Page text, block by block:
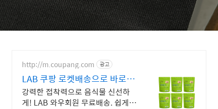
http://m.coupang.com 광고
LAB 쿠팡 로켓배송으로 바로받
으세요
강력한 접착력으로 음식물 신선하
게! LAB 와우회원 무료배송. 쉽게